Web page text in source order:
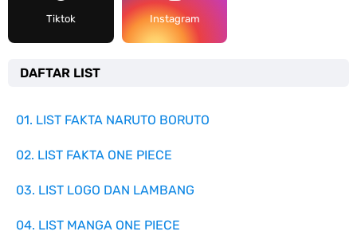
Tiktok Instagram
DAFTAR LIST
01. LIST FAKTA NARUTO BORUTO
02. LIST FAKTA ONE PIECE
03. LIST LOGO DAN LAMBANG
04. LIST MANGA ONE PIECE